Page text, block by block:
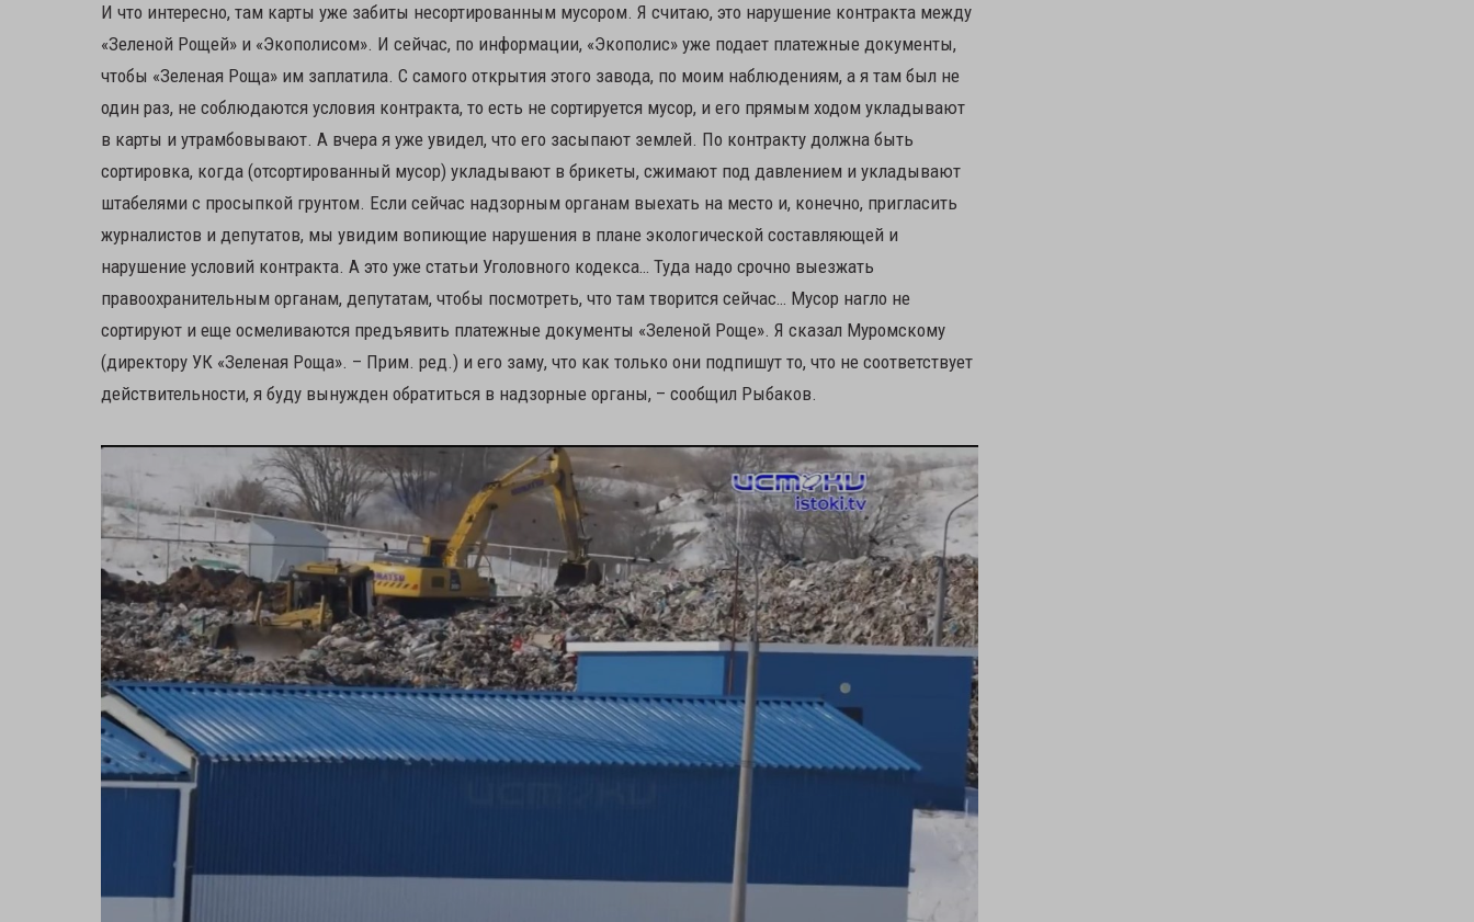
И что интересно, там карты уже забиты несортированным мусором. Я считаю, это нарушение контракта между
«Зеленой Рощей» и «Экополисом». И сейчас, по информации, «Экополис» уже подает платежные документы,
чтобы «Зеленая Роща» им заплатила. С самого открытия этого завода, по моим наблюдениям, а я там был не
один раз, не соблюдаются условия контракта, то есть не сортируется мусор, и его прямым ходом укладывают
в карты и утрамбовывают. А вчера я уже увидел, что его засыпают землей. По контракту должна быть
сортировка, когда (отсортированный мусор) укладывают в брикеты, сжимают под давлением и укладывают
штабелями с просыпкой грунтом. Если сейчас надзорным органам выехать на место и, конечно, пригласить
журналистов и депутатов, мы увидим вопиющие нарушения в плане экологической составляющей и
нарушение условий контракта. А это уже статьи Уголовного кодекса… Туда надо срочно выезжать
правоохранительным органам, депутатам, чтобы посмотреть, что там творится сейчас… Мусор нагло не
сортируют и еще осмеливаются предъявить платежные документы «Зеленой Роще». Я сказал Муромскому
(директору УК «Зеленая Роща». – Прим. ред.) и его заму, что как только они подпишут то, что не соответствует
действительности, я буду вынужден обратиться в надзорные органы, – сообщил Рыбаков.